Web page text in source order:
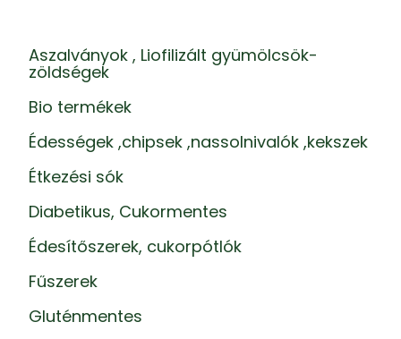
Aszalványok , Liofilizált gyümölcsök-
zöldségek
Bio termékek
Édességek ,chipsek ,nassolnivalók ,kekszek
Étkezési sók
Diabetikus, Cukormentes
Édesítőszerek, cukorpótlók
Fűszerek
Gluténmentes